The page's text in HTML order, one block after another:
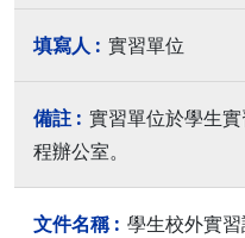
實習單位
實習單位於學生
程辦公室。
學生校外實